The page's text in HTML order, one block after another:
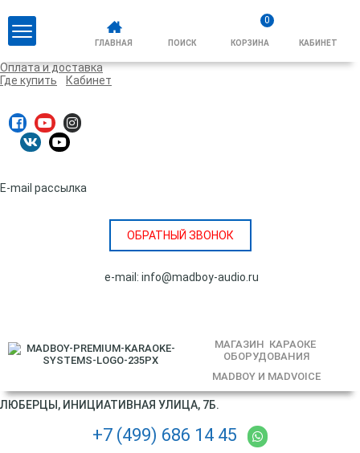
Categories
ГЛАВНАЯ ПОИСК
0
КОРЗИНА КАБИНЕТ
Оплата и доставка
Где купить
Кабинет
E-mail рассылка
ОБРАТНЫЙ ЗВОНОК
e-mail: info@madboy-audio.ru
МАГАЗИН КАРАОКЕ
ОБОРУДОВАНИЯ
MADBOY И MADVOICE
ЛЮБЕРЦЫ, ИНИЦИАТИВНАЯ УЛИЦА, 7Б.
+7 (499) 686 14 45